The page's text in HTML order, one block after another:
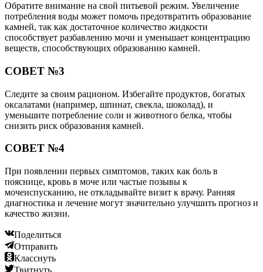
Обратите внимание на свой питьевой режим. Увеличение
потребления воды может помочь предотвратить образование
камней, так как достаточное количество жидкости
способствует разбавлению мочи и уменьшает концентрацию
веществ, способствующих образованию камней.
СОВЕТ №3
Следите за своим рационом. Избегайте продуктов, богатых
оксалатами (например, шпинат, свекла, шоколад), и
уменьшите потребление соли и животного белка, чтобы
снизить риск образования камней.
СОВЕТ №4
При появлении первых симптомов, таких как боль в
пояснице, кровь в моче или частые позывы к
мочеиспусканию, не откладывайте визит к врачу. Ранняя
диагностика и лечение могут значительно улучшить прогноз и
качество жизни.
Поделиться
Отправить
Класснуть
Твитнуть